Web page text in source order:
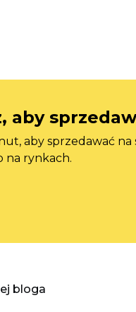
aby
aby sprzedawać na
na rynkach.
bloga